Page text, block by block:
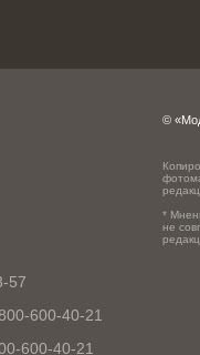
57
600-40-21
600-40-21
©
*
не